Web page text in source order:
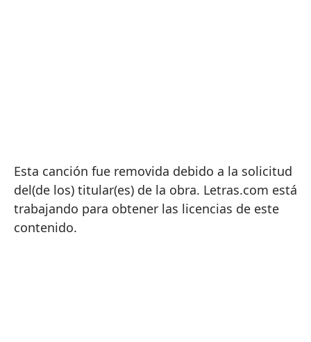
Esta canción fue removida debido a la solicitud
del(de los) titular(es) de la obra. Letras.com está
trabajando para obtener las licencias de este
contenido.